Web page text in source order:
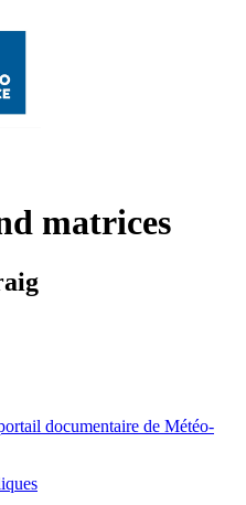
matrices
documentaire de Météo-